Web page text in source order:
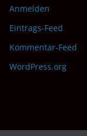
Anmelden
Eintrags-Feed
Kommentar-Feed
WordPress.org